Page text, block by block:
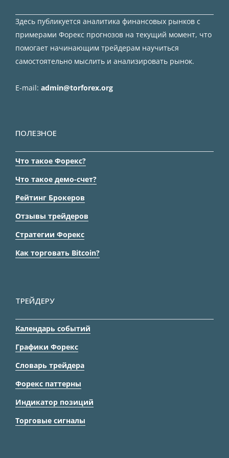
Здесь публикуется аналитика финансовых рынков с
примерами Форекс прогнозов на текущий момент, что
помогает начинающим трейдерам научиться
самостоятельно мыслить и анализировать рынок.
E-mail: admin@torforex.org
ПОЛЕЗНОЕ
Что такое Форекс?
Что такое демо-счет?
Рейтинг Брокеров
Отзывы трейдеров
Стратегии Форекс
Как торговать Bitcoin?
ТРЕЙДЕРУ
Календарь событий
Графики Форекс
Словарь трейдера
Форекс паттерны
Индикатор позиций
Торговые сигналы